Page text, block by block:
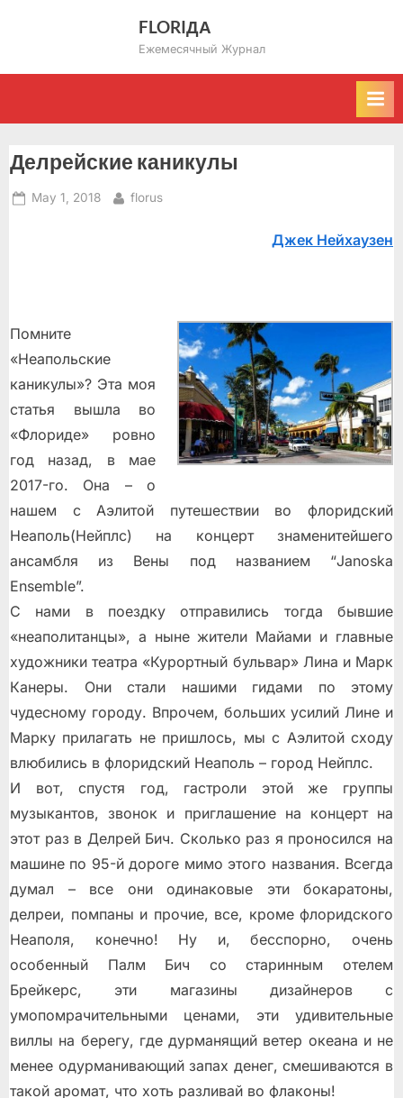
FLORIДА
Ежемесячный Журнал
Делрейские каникулы
Posted
May 1, 2018 By
florus
Джек Нейхаузен
Помните
«Неапольские
каникулы»? Эта моя
статья вышла во
«Флориде» ровно
год назад, в мае
2017-го. Она – о
нашем с Аэлитой путешествии во флоридский
Неаполь(Нейплс) на концерт знаменитейшего
ансамбля из Вены под названием “Janoska
Ensemble”.
С нами в поездку отправились тогда бывшие
«неаполитанцы», а ныне жители Майами и главные
художники театра «Курортный бульвар» Лина и Марк
Канеры. Они стали нашими гидами по этому
чудесному городу. Впрочем, больших усилий Лине и
Марку прилагать не пришлось, мы с Аэлитой сходу
влюбились в флоридский Неаполь – город Нейплс.
И вот, спустя год, гастроли этой же группы
музыкантов, звонок и приглашение на концерт на
этот раз в Делрей Бич. Сколько раз я проносился на
машине по 95-й дороге мимо этого названия. Всегда
думал – все они одинаковые эти бокаратоны,
делреи, помпаны и прочие, все, кроме флоридского
Неаполя, конечно! Ну и, бесспорно, очень
особенный Палм Бич со старинным отелем
Брейкерс, эти магазины дизайнеров с
умопомрачительными ценами, эти удивительные
виллы на берегу, где дурманящий ветер океана и не
менее одурманивающий запах денег, смешиваются в
такой аромат, что хоть разливай во флаконы!